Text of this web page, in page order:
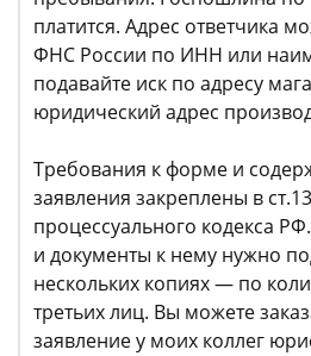
платится. Адрес ответчика
ФНС России по ИНН или
подавайте иск по адресу
юридический адрес
Требования к форме и
заявления закреплены в
процессуального кодекса
и документы к нему нужно
нескольких копиях — по
третьих лиц. Вы можете
заявление у моих коллег